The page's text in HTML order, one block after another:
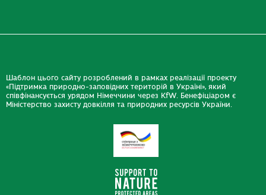
Шаблон цього сайту розроблений в рамках реалізації проекту
«Підтримка природно-заповідних територій в Україні», який
співфінансується урядом Німеччини через KfW. Бенефіціаром є
Міністерство захисту довкілля та природних ресурсів України.